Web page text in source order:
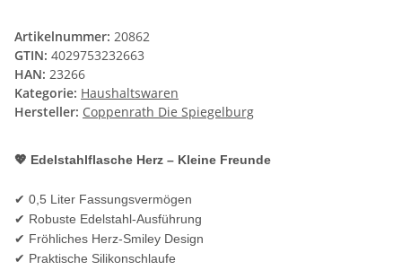
Artikelnummer: 20862
GTIN: 4029753232663
HAN: 23266
Kategorie: Haushaltswaren
Hersteller: Coppenrath Die Spiegelburg
💖 Edelstahlflasche Herz – Kleine Freunde
✔ 0,5 Liter Fassungsvermögen
✔ Robuste Edelstahl-Ausführung
✔ Fröhliches Herz-Smiley Design
✔ Praktische Silikonschlaufe